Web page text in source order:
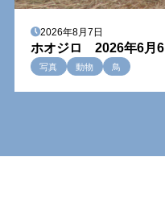
2026年8月7日
ホオジロ 2026年6月6
写真 動物 鳥